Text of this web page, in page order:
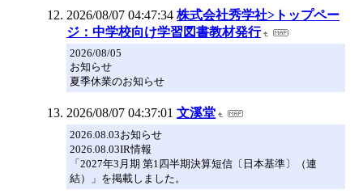
2026/08/07 04:47:34 株式会社秀学社>トップペー
ジ：中学校向け学習図書教材発行
2026/08/05
お知らせ
夏季休業のお知らせ
2026/08/07 04:37:01 文溪堂
2026.08.03お知らせ
2026.08.03IR情報
「2027年3月期 第1四半期決算短信〔日本基準〕（連
結）」を掲載しました。